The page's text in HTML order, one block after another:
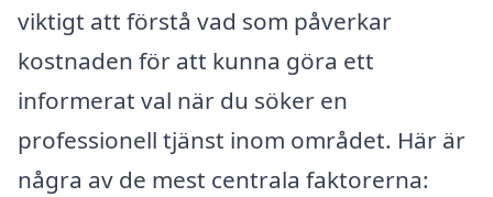
viktigt att förstå vad som påverkar
kostnaden för att kunna göra ett
informerat val när du söker en
professionell tjänst inom området. Här är
några av de mest centrala faktorerna: